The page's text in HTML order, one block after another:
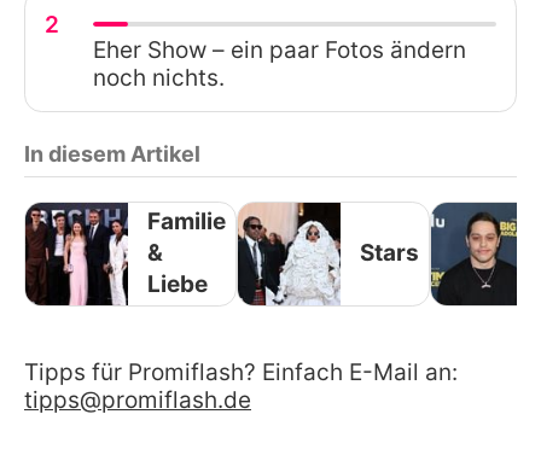
2
Eher Show – ein paar Fotos ändern
noch nichts.
In diesem Artikel
Familie
&
Liebe
Stars
Tipps für Promiflash? Einfach E-Mail an:
tipps@promiflash.de